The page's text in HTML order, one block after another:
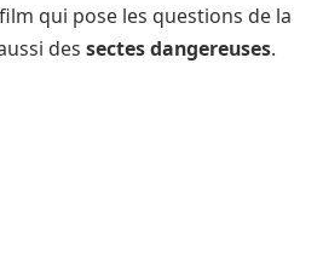
qui pose les questions de la
des sectes dangereuses.